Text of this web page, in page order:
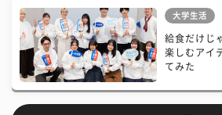
大学生活
給食だけじ
楽しむアイ
てみた